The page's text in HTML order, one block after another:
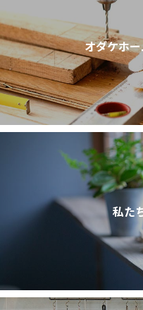
オダケホ
私た